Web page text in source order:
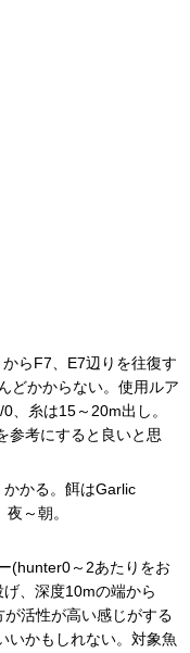
らF7、E7辺りを往復す
どかからない。使用ルア
、糸は15～20m出し。
参考にすると良いと思
かかる。餌はGarlic
～朝。
(hunter0～2あたりをお
、深度10mの端から
活性が高い感じがする
いかもしれない。対象魚